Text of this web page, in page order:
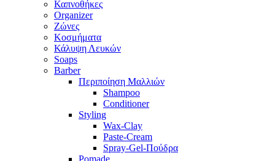
Καπνοθήκες
Organizer
Ζώνες
Κοσμήματα
Κάλυψη Λευκών
Soaps
Barber
Περιποίηση Μαλλιών
Shampoo
Conditioner
Styling
Wax-Clay
Paste-Cream
Spray-Gel-Πούδρα
Pomade